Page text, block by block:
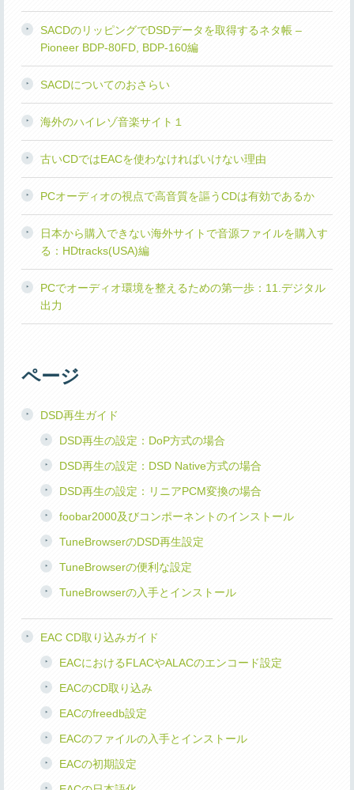
SACDのリッピングでDSDデータを取得するネタ帳 –
Pioneer BDP-80FD, BDP-160編
SACDについてのおさらい
海外のハイレゾ音楽サイト１
古いCDではEACを使わなければいけない理由
PCオーディオの視点で高音質を謳うCDは有効であるか
日本から購入できない海外サイトで音源ファイルを購入す
る：HDtracks(USA)編
PCでオーディオ環境を整えるための第一歩：11.デジタル
出力
ページ
DSD再生ガイド
DSD再生の設定：DoP方式の場合
DSD再生の設定：DSD Native方式の場合
DSD再生の設定：リニアPCM変換の場合
foobar2000及びコンポーネントのインストール
TuneBrowserのDSD再生設定
TuneBrowserの便利な設定
TuneBrowserの入手とインストール
EAC CD取り込みガイド
EACにおけるFLACやALACのエンコード設定
EACのCD取り込み
EACのfreedb設定
EACのファイルの入手とインストール
EACの初期設定